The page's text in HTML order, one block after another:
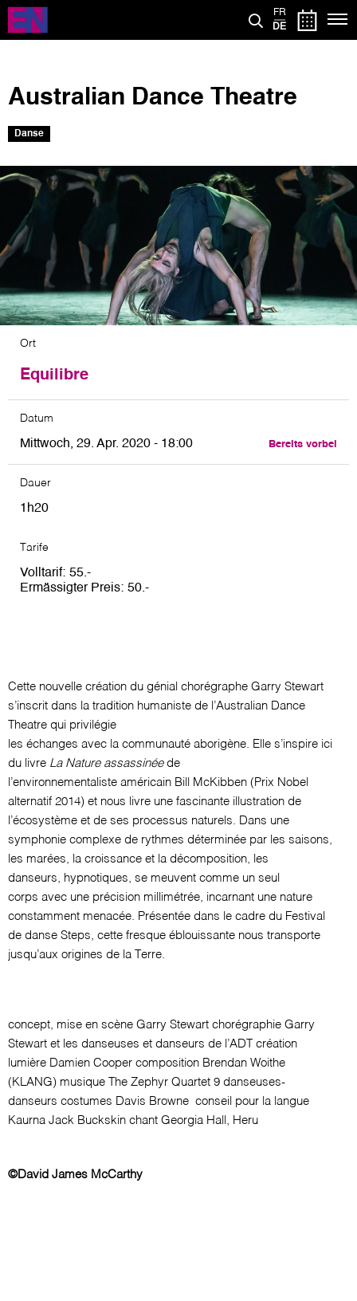
Direkt
zum
Inhalt
FR
DE
Australian Dance Theatre
Danse
Bild
Ort
Equilibre
Datum
Mittwoch, 29. Apr. 2020 - 18:00 Bereits vorbei
Dauer
1h20
Tarife
Volltarif 55
Ermässigter Preis 50
Cette nouvelle création du génial chorégraphe Garry Stewart
s’inscrit dans la tradition humaniste de l’Australian Dance
Theatre qui privilégie
les échanges avec la communauté aborigène. Elle s’inspire ici
du livre La Nature assassinéede
l’environnementaliste américain Bill McKibben (Prix Nobel
alternatif 2014) et nous livre une fascinante illustration de
l’écosystème et de ses processus naturels. Dans une
symphonie complexe de rythmes déterminée par les saisons,
les marées, la croissance et la décomposition, les
danseurs, hypnotiques, se meuvent comme un seul
corps avec une précision millimétrée, incarnant une nature
constamment menacée. Présentée dans le cadre du Festival
de danse Steps, cette fresque éblouissante nous transporte
jusqu’aux origines de la Terre.
concept, mise en scène Garry Stewart chorégraphie Garry
Stewart et les danseuses et danseurs de l’ADT création
lumière Damien Cooper composition Brendan Woithe
(KLANG) musique The Zephyr Quartet 9 danseuses-
danseurs costumes Davis Browne conseil pour la langue
Kaurna Jack Buckskin chant Georgia Hall, Heru
©David James McCarthy